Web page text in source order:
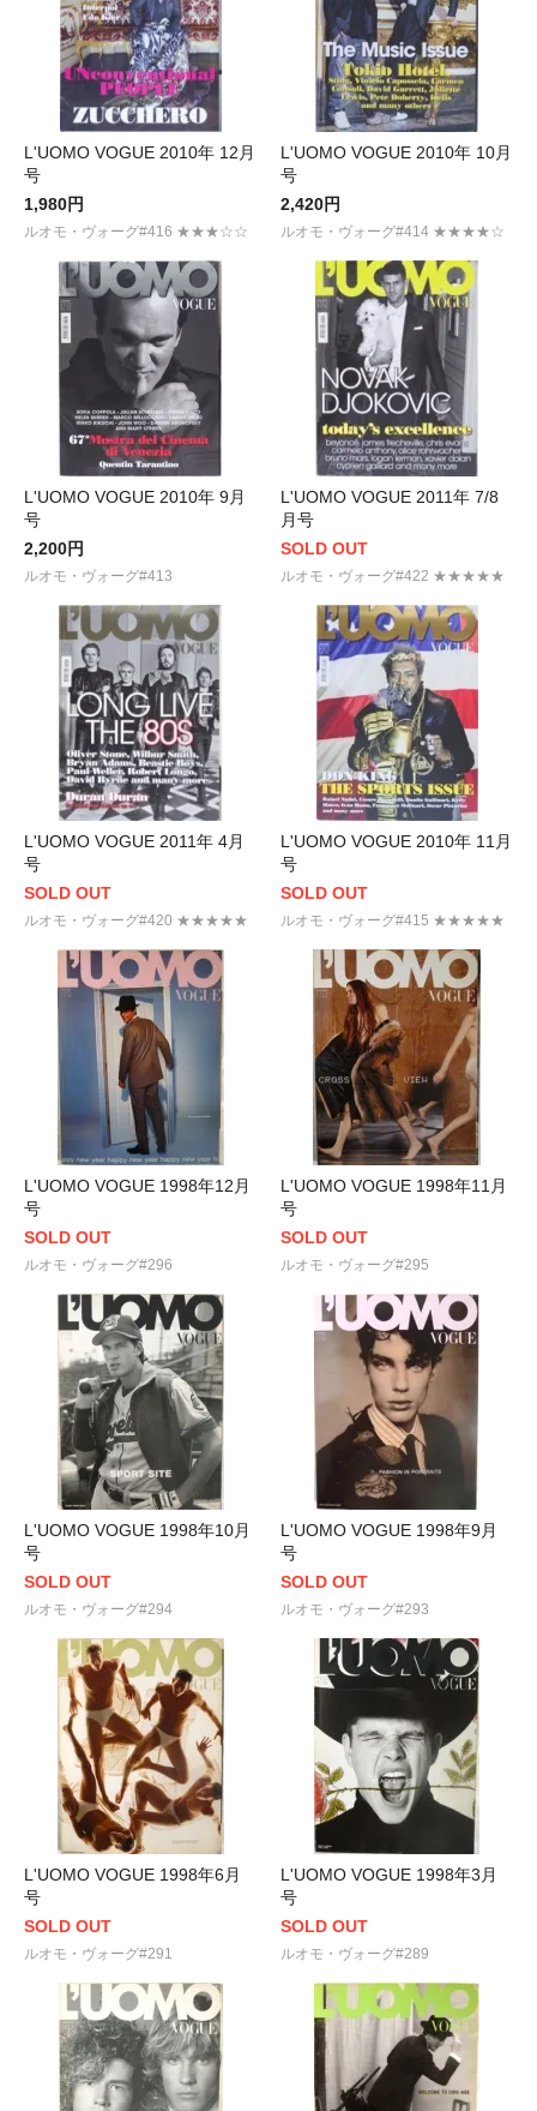
L'UOMO VOGUE 2010年 12月
号
1,980円
ルオモ・ヴォーグ#416 ★★★☆☆
L'UOMO VOGUE 2010年 10月
号
2,420円
ルオモ・ヴォーグ#414 ★★★★☆
L'UOMO VOGUE 2010年 9月
号
2,200円
ルオモ・ヴォーグ#413
L'UOMO VOGUE 2011年 7/8
月号
SOLD OUT
ルオモ・ヴォーグ#422 ★★★★★
L'UOMO VOGUE 2011年 4月
号
SOLD OUT
ルオモ・ヴォーグ#420 ★★★★★
L'UOMO VOGUE 2010年 11月
号
SOLD OUT
ルオモ・ヴォーグ#415 ★★★★★
L'UOMO VOGUE 1998年12月
号
SOLD OUT
ルオモ・ヴォーグ#296
L'UOMO VOGUE 1998年11月
号
SOLD OUT
ルオモ・ヴォーグ#295
L'UOMO VOGUE 1998年10月
号
SOLD OUT
ルオモ・ヴォーグ#294
L'UOMO VOGUE 1998年9月
号
SOLD OUT
ルオモ・ヴォーグ#293
L'UOMO VOGUE 1998年6月
号
SOLD OUT
ルオモ・ヴォーグ#291
L'UOMO VOGUE 1998年3月
号
SOLD OUT
ルオモ・ヴォーグ#289